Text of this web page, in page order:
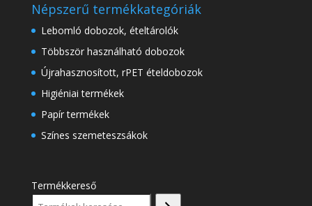
Népszerű termékkategóriák
Lebomló dobozok, ételtárolók
Többször használható dobozok
Újrahasznosított, rPET ételdobozok
Higiéniai termékek
Papír termékek
Színes szemeteszsákok
Termékkereső